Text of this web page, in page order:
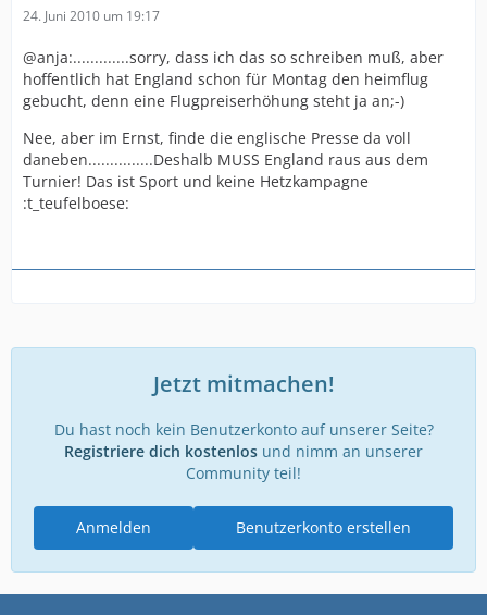
24. Juni 2010 um 19:17
@anja:.............sorry, dass ich das so schreiben muß, aber
hoffentlich hat England schon für Montag den heimflug
gebucht, denn eine Flugpreiserhöhung steht ja an;-)
Nee, aber im Ernst, finde die englische Presse da voll
daneben...............Deshalb MUSS England raus aus dem
Turnier! Das ist Sport und keine Hetzkampagne
:t_teufelboese:
Jetzt mitmachen!
Du hast noch kein Benutzerkonto auf unserer Seite?
Registriere dich kostenlos und nimm an unserer
Community teil!
Benutzerkonto erstellen
Anmelden